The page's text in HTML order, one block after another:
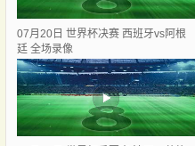
07月20日 世界杯决赛 西班牙vs阿根
廷 全场录像